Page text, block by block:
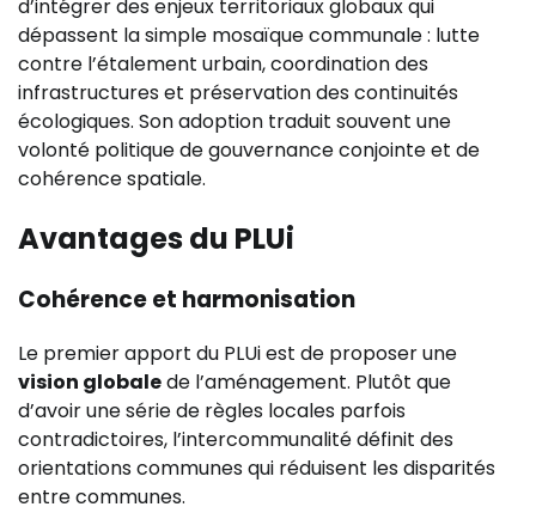
d’intégrer des enjeux territoriaux globaux qui
dépassent la simple mosaïque communale : lutte
contre l’étalement urbain, coordination des
infrastructures et préservation des continuités
écologiques. Son adoption traduit souvent une
volonté politique de gouvernance conjointe et de
cohérence spatiale.
Avantages du PLUi
Cohérence et harmonisation
Le premier apport du PLUi est de proposer une
vision globalede l’aménagement. Plutôt que
d’avoir une série de règles locales parfois
contradictoires, l’intercommunalité définit des
orientations communes qui réduisent les disparités
entre communes.